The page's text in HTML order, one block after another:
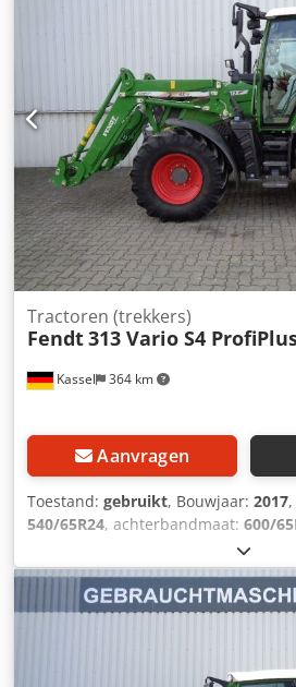
Kassel 364 km
Tractoren (trekkers)
Fendt313 Vario S4
Aanvragen
Toestand: gebruikt, Bouwjaar: 2017
540/65R24, achterbandmaat: 600/
luchtdrukrem, voorlader, voorste
Terminalhouder VarioGuide
Controller GSM /
Voorlader Fendt Cargo 4X/75 /